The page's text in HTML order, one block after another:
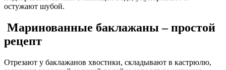
остужают шубой.
Маринованные баклажаны – простой
рецепт
Отрезают у баклажанов хвостики, складывают в кастрюлю,